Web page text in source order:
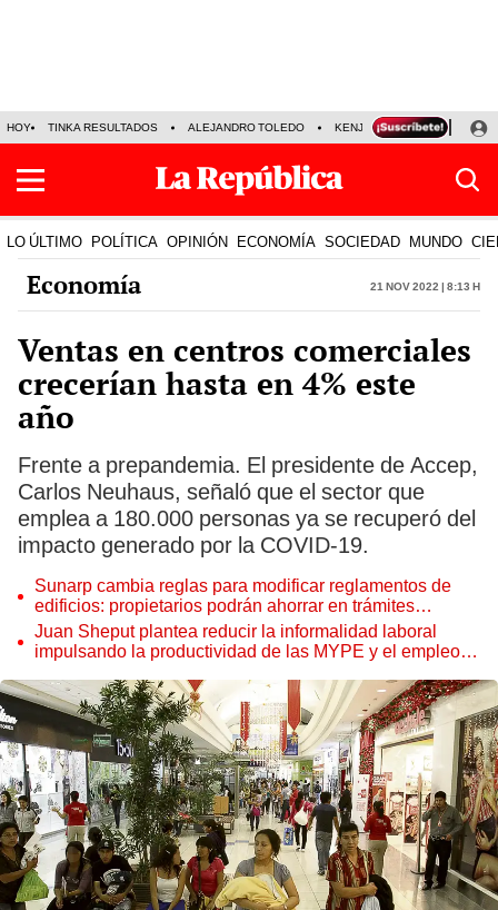
HOY TINKA RESULTADOS ALEJANDRO TOLEDO KENJI FUJIMORI
LO ÚLTIMO POLÍTICA OPINIÓN ECONOMÍA SOCIEDAD MUNDO
Economía 21 Nov 2022 | 8:13 h
Ventas en centros comerciales
crecerían hasta en 4% este
año
Frente a prepandemia. El presidente de Accep,
Carlos Neuhaus, señaló que el sector que
emplea a 180.000 personas ya se recuperó del
impacto generado por la COVID-19.
Sunarp cambia reglas para modificar reglamentos de
edificios: propietarios podrán ahorrar en trámites
notariales
Juan Sheput plantea reducir la informalidad laboral
impulsando la productividad de las MYPE y el empleo